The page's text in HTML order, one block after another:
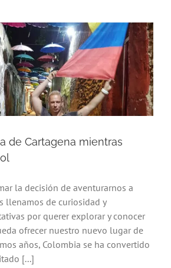
de Cartagena mientras
la decisión de aventurarnos a
llenamos de curiosidad y
por querer explorar y conocer
ofrecer nuestro nuevo lugar de
años, Colombia se ha convertido
[...]